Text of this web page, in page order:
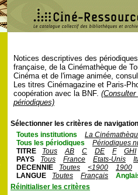
Notices descriptives des
française, de la Cinémathèque de
Cinéma et de l'image animée,
Les titres Cinémagazine et Paris-
coopération avec la BNF.
périodiques)
Sélectionner les critères de
Toutes institutions
La
Tous les périodiques
Périodiques
TITRE
Tous AB C DE F
GHI
PAYS
Tous France Etats-Unis
DECENNIE
Toutes <1900
1900
LANGUE
Toutes Français
Réinitialiser les critères